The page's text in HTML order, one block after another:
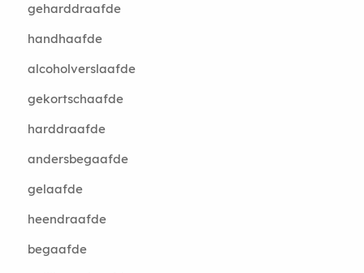
geharddraafde
handhaafde
alcoholverslaafde
gekortschaafde
harddraafde
andersbegaafde
gelaafde
heendraafde
begaafde